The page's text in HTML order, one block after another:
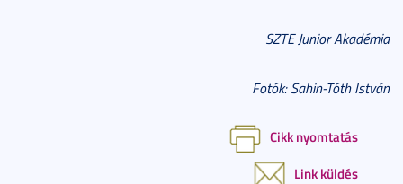
SZTE Junior Akadémia
Fotók: Sahin-Tóth István
Cikk nyomtatás
Link küldés